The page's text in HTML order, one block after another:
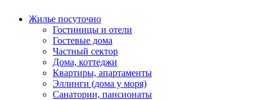
Жилье посуточно
Гостиницы и отели
Гостевые дома
Частный сектор
Дома, коттеджи
Квартиры, апартаменты
Эллинги (дома у моря)
Санатории, пансионаты